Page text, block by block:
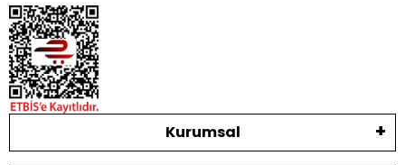
Kurumsal